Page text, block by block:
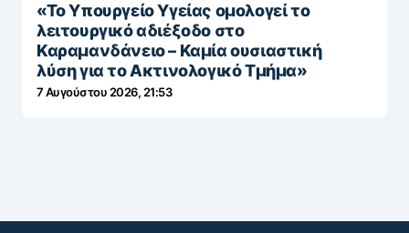
«Το Υπουργείο Υγείας ομολογεί το
λειτουργικό αδιέξοδο στο
Καραμανδάνειο – Καμία ουσιαστική
λύση για το Ακτινολογικό Τμήμα»
7 Αυγούστου 2026, 21:53